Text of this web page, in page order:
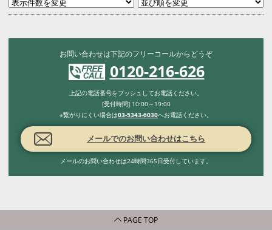
お問い合わせは下記のフリーコールからどうぞ
0120-216-626
上記の電話番号をプッシュしてお電話ください。
[受付時間] 10:00～19:00
※繋がりにくい場合は03-5343-6030へお電話ください。
メールでのお問い合わせはこちら
メールのお問い合わせは24時間365日受付しています。
PAGE TOP